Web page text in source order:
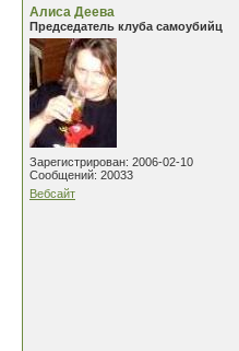
Алиса Деева
Председатель клуба самоубийц
Зарегистрирован: 2006-02-10
Сообщений: 20033
Вебсайт